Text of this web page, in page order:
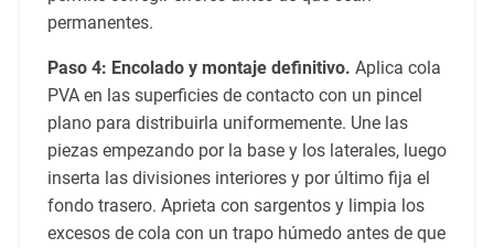
permanentes.
Paso 4: Encolado y montaje definitivo. Aplica cola
PVA en las superficies de contacto con un pincel
plano para distribuirla uniformemente. Une las
piezas empezando por la base y los laterales, luego
inserta las divisiones interiores y por último fija el
fondo trasero. Aprieta con sargentos y limpia los
excesos de cola con un trapo húmedo antes de que